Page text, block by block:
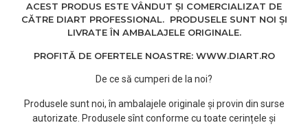
pentru a trata si
infrumuseta. Cu alte
cuvinte, radiofrecventa
conduce o temperatura
tesuturilor, pentru a trata
Efecte tratament facial:
ACEST PRODUS ESTE VÂNDUT ȘI COMERCIALIZAT DE
CĂTRE DIART PROFESSIONAL. PRODUSELE SUNT NOI ȘI
LIVRATE ÎN AMBALAJELE ORIGINALE.
PROFITĂ DE OFERTELE NOASTRE: WWW.DIART.RO
De ce să cumperi de la noi?
Produsele sunt noi, în ambalajele originale și provin din surse
autorizate. Produsele sînt conforme cu toate cerințele și